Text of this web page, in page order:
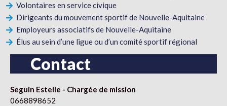
Volontaires en service civique
Dirigeants du mouvement sportif de Nouvelle-Aquitaine
Employeurs associatifs de Nouvelle-Aquitaine
Élus au sein d’une ligue ou d’un comité sportif régional
Contact
Seguin Estelle - Chargée de mission
0668898652